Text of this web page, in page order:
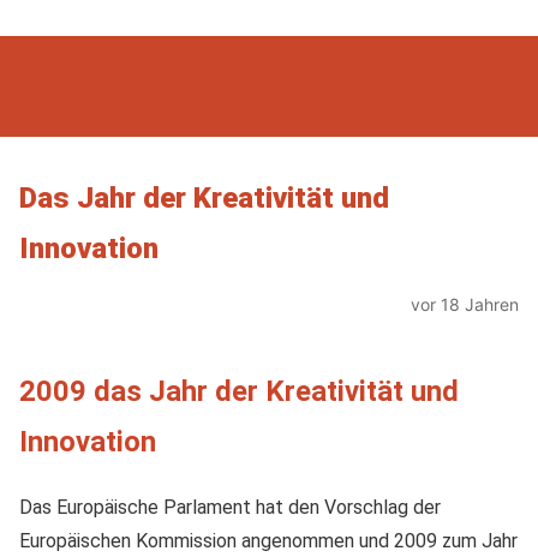
Das Jahr der Kreativität und
Innovation
vor 18 Jahren
2009 das Jahr der Kreativität und
Innovation
Das Europäische Parlament hat den Vorschlag der
Europäischen Kommission angenommen und 2009 zum Jahr